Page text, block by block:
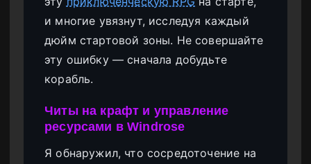
и многие увязнут, исследуя каждый
дюйм стартовой зоны. Не совершайте
эту ошибку — сначала добудьте
корабль.
Читы на крафт и управление
ресурсами в Windrose
Я обнаружил, что сосредоточение на